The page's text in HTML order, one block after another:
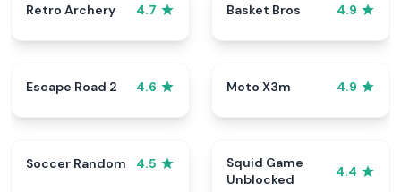
Retro Archery 4.7 Basket Bros 4.9
Escape Road 2 4.6 Moto X3m 4.9
Soccer Random 4.5
Squid Game
Unblocked
4.4